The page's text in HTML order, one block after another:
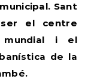
Sant
el centre
mundial i el
de la